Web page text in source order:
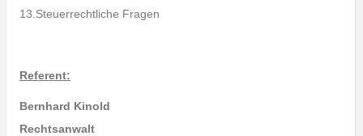
13.Steuerrechtliche Fragen
Referent:
Bernhard Kinold
Rechtsanwalt